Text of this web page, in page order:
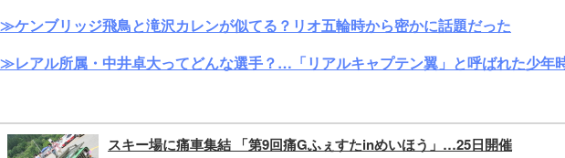
≫ケンブリッジ飛鳥と滝沢カレンが似てる？リオ五輪時から密かに話題だった
≫レアル所属・中井卓大ってどんな選手？…「リアルキャプテン翼」と呼ばれた少年
スキー場に痛車集結 「第9回痛Gふぇすたinめいほう」…25日開催